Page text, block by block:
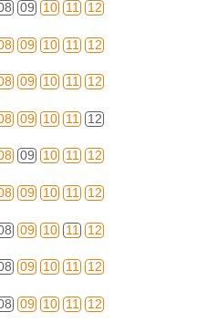
09 10 11 12
09 10 11 12
09 10 11 12
09 10 11 12
09 10 11 12
09 10 11 12
09 10 11 12
09 10 11 12
09 10 11 12